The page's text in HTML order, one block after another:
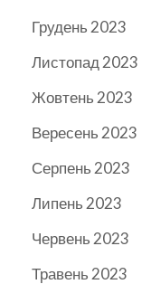
Грудень 2023
Листопад 2023
Жовтень 2023
Вересень 2023
Серпень 2023
Липень 2023
Червень 2023
Травень 2023